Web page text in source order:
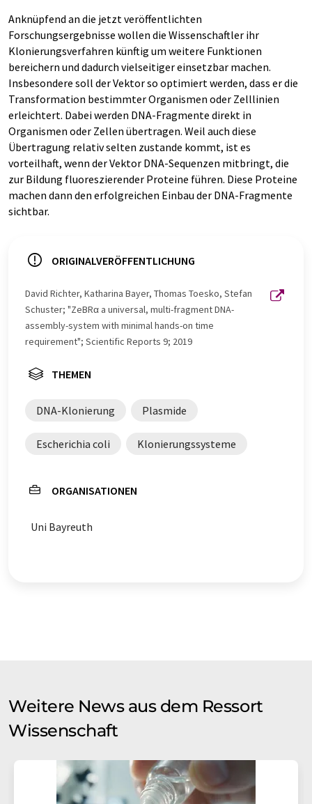
Anknüpfend an die jetzt veröffentlichten
Forschungsergebnisse wollen die Wissenschaftler ihr
Klonierungsverfahren künftig um weitere Funktionen
bereichern und dadurch vielseitiger einsetzbar machen.
Insbesondere soll der Vektor so optimiert werden, dass er die
Transformation bestimmter Organismen oder Zelllinien
erleichtert. Dabei werden DNA-Fragmente direkt in
Organismen oder Zellen übertragen. Weil auch diese
Übertragung relativ selten zustande kommt, ist es
vorteilhaft, wenn der Vektor DNA-Sequenzen mitbringt, die
zur Bildung fluoreszierender Proteine führen. Diese Proteine
machen dann den erfolgreichen Einbau der DNA-Fragmente
sichtbar.
ORIGINALVERÖFFENTLICHUNG
David Richter, Katharina Bayer, Thomas Toesko, Stefan
Schuster; "ZeBRα a universal, multi-fragment DNA-
assembly-system with minimal hands-on time
requirement"; Scientific Reports 9; 2019
THEMEN
DNA-Klonierung Plasmide
Escherichia coli Klonierungssysteme
ORGANISATIONEN
Uni Bayreuth
Weitere News aus dem Ressort
Wissenschaft